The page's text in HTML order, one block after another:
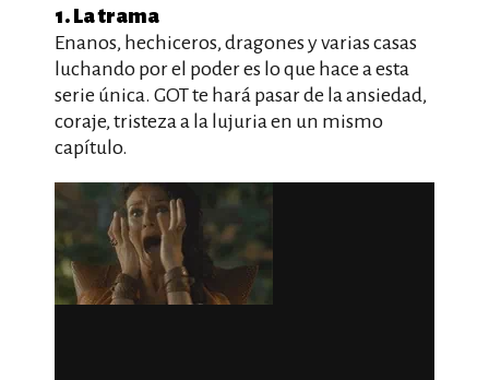
1. La trama
Enanos, hechiceros, dragones y varias casas
luchando por el poder es lo que hace a esta
serie única. GOT te hará pasar de la ansiedad,
coraje, tristeza a la lujuria en un mismo
capítulo.